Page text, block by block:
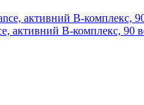
активний В-комплекс, 90